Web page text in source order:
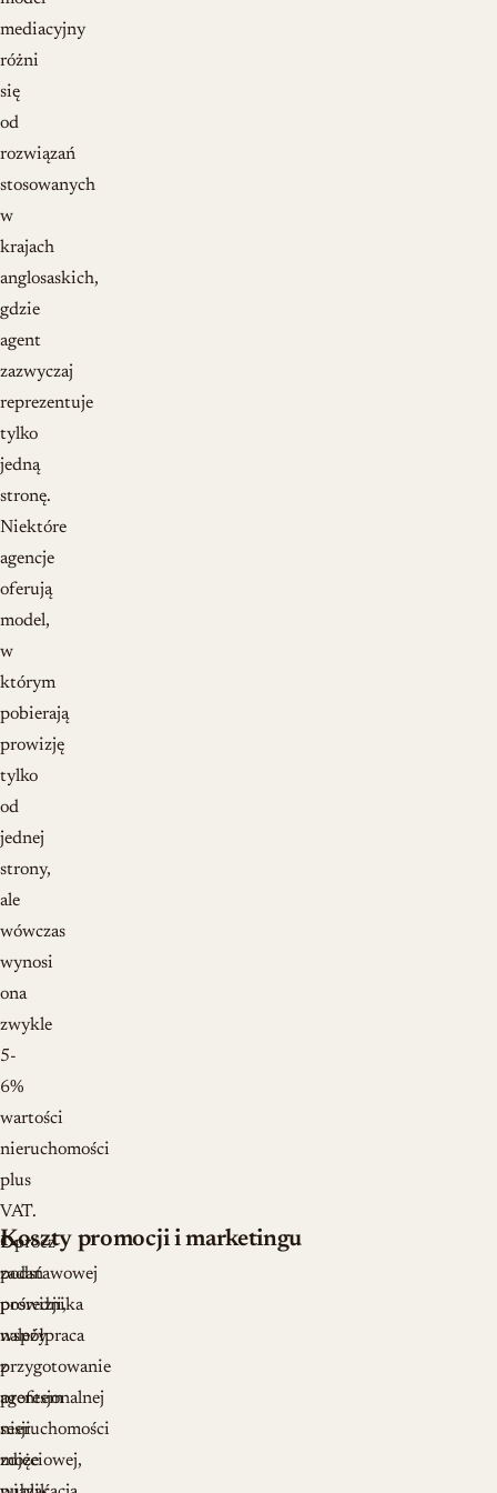
mediacyjny
różni
się
od
rozwiązań
stosowanych
w
krajach
anglosaskich,
gdzie
agent
zazwyczaj
reprezentuje
tylko
jedną
stronę.
Niektóre
agencje
oferują
model,
w
którym
pobierają
prowizję
tylko
od
jednej
strony,
ale
wówczas
wynosi
ona
zwykle
5-
6%
wartości
nieruchomości
plus
VAT.
Oprócz
podstawowej
prowizji,
współpraca
z
agentem
nieruchomości
może
Do
zadań
pośrednika
należy
przygotowanie
profesjonalnej
sesji
zdjęciowej,
Koszty promocji i marketingu